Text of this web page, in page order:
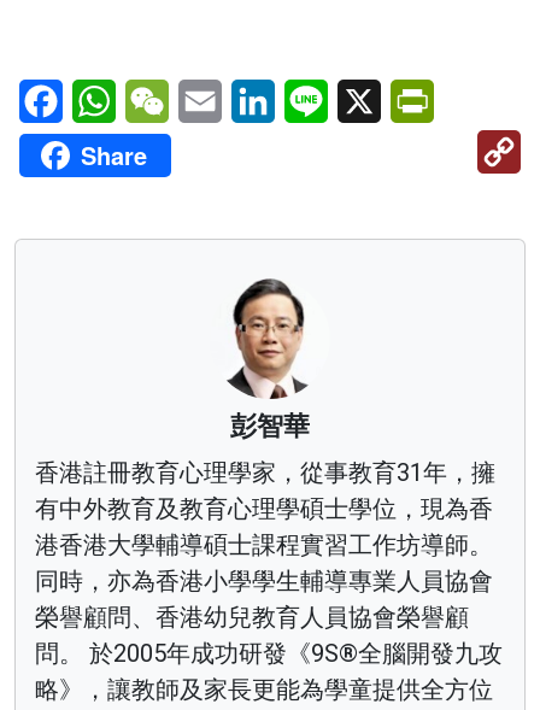
FacebookWhatsAppWeChatEmail LinkedInLine X
Share
彭智華
香港註冊教育心理學家，從事教育31年，擁
有中外教育及教育心理學碩士學位，現為香
港香港大學輔導碩士課程實習工作坊導師。
同時，亦為香港小學學生輔導專業人員協會
榮譽顧問、香港幼兒教育人員協會榮譽顧
問。 於2005年成功研發《9S®全腦開發九攻
略》，讓教師及家長更能為學童提供全方位